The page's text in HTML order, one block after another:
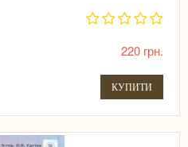
220 грн.
КУПИТИ